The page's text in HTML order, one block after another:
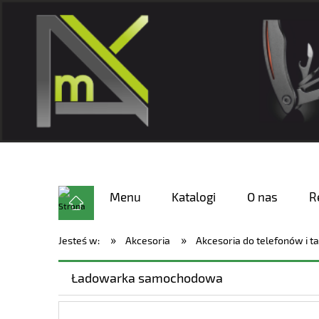
Menu Katalogi O nas
Jesteś w: » Akcesoria » Akcesoria do telefonów i
Ładowarka samochodowa